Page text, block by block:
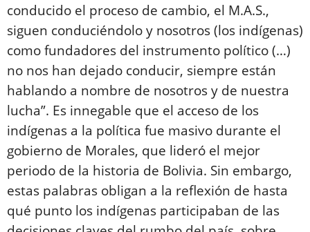
conducido el proceso de cambio, el M.A.S.,
siguen conduciéndolo y nosotros (los indígenas)
como fundadores del instrumento político (…)
no nos han dejado conducir, siempre están
hablando a nombre de nosotros y de nuestra
lucha”. Es innegable que el acceso de los
indígenas a la política fue masivo durante el
gobierno de Morales, que lideró el mejor
periodo de la historia de Bolivia. Sin embargo,
estas palabras obligan a la reflexión de hasta
qué punto los indígenas participaban de las